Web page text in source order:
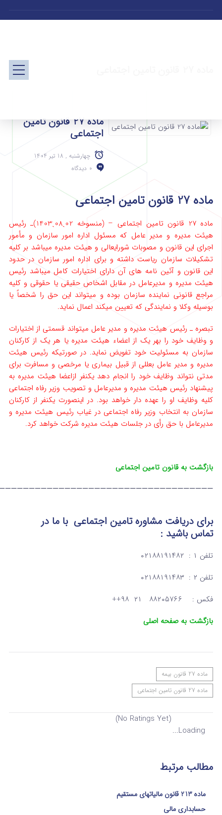
ماده 27 قانون تامین
اجتماعی
چهارشنبه , 18 تیر 1404
0 دیدگاه
ماده 27 قانون تامین اجتماعی
ماده 27 قانون تامین اجتماعی – (منسوخه 02ˏ08ˏ1403)ـ رئیس
هیئت مدیره و مدیر عامل که مسئول اداره امور سازمان و مأمور
اجرای این قانون و مصوبات شورایعالی و هیئت مدیره میباشد بر ‌کلیه
تشکیلات سازمان ریاست داشته و برای اداره امور سازمان در حدود
این قانون و آئین ‌نامه‌ های آن دارای اختیارات کامل میباشد رئیس
هیئت مدیره ‌و مدیرعامل در مقابل اشخاص حقیقی یا حقوقی و کلیه
مراجع قانونی نماینده سازمان بوده و میتواند این حق را شخصاً یا
بوسیله وکلا و نمایندگی ‌که تعیین میکند اعمال نماید.
‌تبصره ـ رئیس هیئت مدیره و مدیر عامل میتواند قسمتی از اختیارات
و وظایف خود را بهر یک از اعضاء هیئت مدیره یا هر یک از کارکنان
‌سازمان به مسئولیت خود تفویض نماید.‌ در صورتیکه رئیس هیئت
مدیره و مدیر عامل بعللی از قبیل بیماری یا مرخصی و مسافرت برای
مدتی نتواند وظایف خود را انجام دهد یکنفر از‌اعضا هیئت مدیره به
پیشنهاد رئیس هیئت مدیره و مدیرعامل و تصویب وزیر رفاه اجتماعی
کلیه وظایف او را عهده ‌دار خواهد بود. در اینصورت یکنفر از کارکنان
سازمان به انتخاب وزیر رفاه اجتماعی در غیاب رئیس هیئت مدیره و
مدیرعامل با حق رأی در جلسات هیئت مدیره شرکت خواهد کرد.
بازگشت به قانون تامین اجتماعی
برای دریافت مشاوره تامین اجتماعیبا ما در
تماسباشید :
تلفن ۱ : ۰۲۱۸۸۱۹۱۴۸۲
تلفن ۲ : ۰۲۱۸۸۱۹۱۴۸۳
فکس : ۸۸۲۰۵۷۶۶ ۲۱ ۹۸++
بازگشت به صفحه اصلی
ماده 27 قانون بیمه
ماده 27 قانون تامین اجتماعی
(No Ratings Yet)
Loading...
مطالب مرتبط
ماده 213 قانون مالیاتهای مستقیم
حسابداری مالی